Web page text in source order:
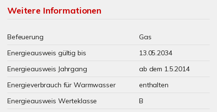
Weitere Informationen
Befeuerung
Gas
Energieausweis gültig bis
13.05.2034
Energieausweis Jahrgang
ab dem 1.5.2014
Energieverbrauch für Warmwasser
enthalten
Energieausweis Werteklasse
B